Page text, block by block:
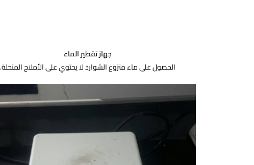
جهاز تقطير الماء
الحصول على ماء منزوع الشوارد لا يحتوي على الأملاح المنحلة.